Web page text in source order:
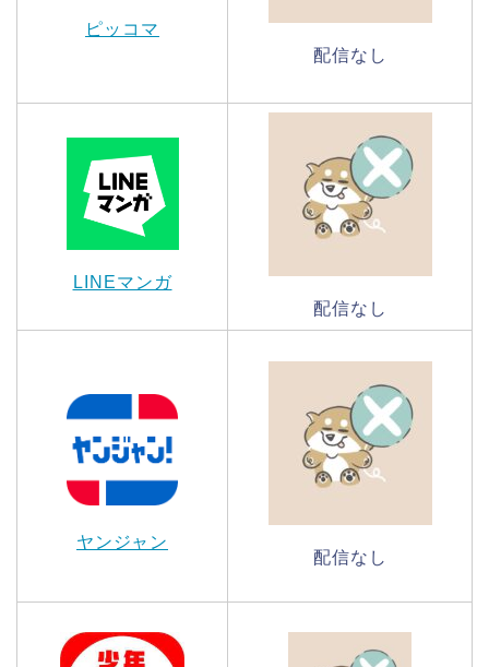
ピッコマ
配信なし
LINEマンガ
配信なし
ヤンジャン
配信なし